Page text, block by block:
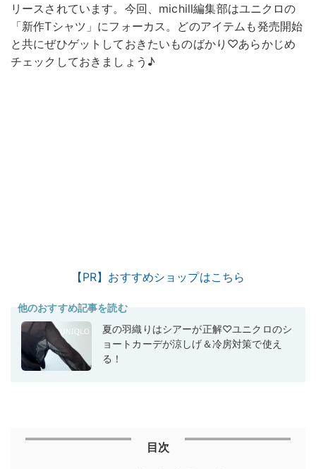
リースされています。今回、michill編集部はユニクロの
「新作Tシャツ」にフォーカス。どのアイテムも発売開始
と共にぜひゲットしておきたいものばかり♡あらかじめ
チェックしておきましょう♪
【PR】おすすめショップはこちら
他のおすすめ記事を読む
夏の羽織りはシアーが正解♡ユニクロのシ
ョートカーデが涼しげ＆冷房対策で使え
る！
目次